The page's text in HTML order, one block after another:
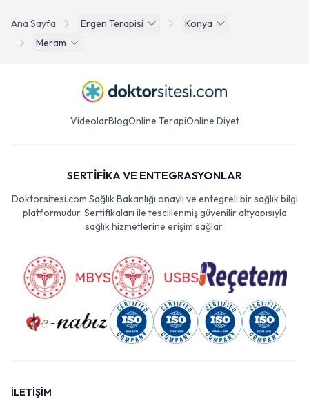
Ana Sayfa Ergen Terapisi
Konya
Meram
VideolarBlogOnline TerapiOnline Diyet
SERTİFİKA VE ENTEGRASYONLAR
Doktorsitesi.com Sağlık Bakanlığı onaylı ve entegreli bir sağlık bilgi
platformudur. Sertifikaları ile tescillenmiş güvenilir altyapısıyla
sağlık hizmetlerine erişim sağlar.
İLETİŞİM